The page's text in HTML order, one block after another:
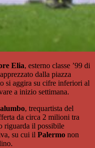
Elia, esterno classe ’99 di
dalla piazza
si aggira su cifre inferiori al
a inizio settimana.
, trequartista del
da circa 2 milioni tra
riguarda il possibile
su cui il Palermo non